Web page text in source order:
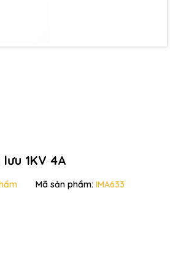
lưu 1KV 4A
Mã sản phẩm: IMA633